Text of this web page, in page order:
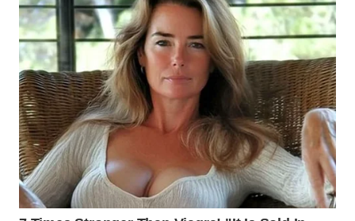
WN
TAPANULI
UTARA
WN
SAMOSIR
WN
PADANG
LAWAS